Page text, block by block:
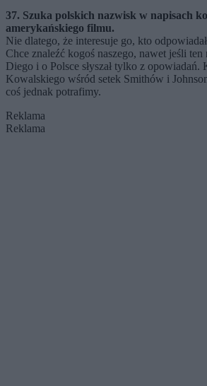
37. Szuka polskich nazwisk w napisach
amerykańskiego filmu.
Nie dlatego, że interesuje go, kto
Chce znaleźć kogoś naszego, nawet jeśli ten
Diego i o Polsce słyszał tylko z
Kowalskiego wśród setek Smithów i
coś jednak potrafimy.
Reklama
Reklama